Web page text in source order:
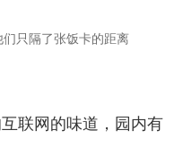
联网的味道，园内有